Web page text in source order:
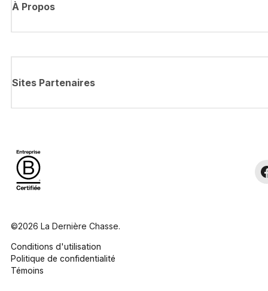
À Propos
Sites Partenaires
©2026 La Dernière Chasse.
Conditions d'utilisation
Politique de confidentialité
Témoins